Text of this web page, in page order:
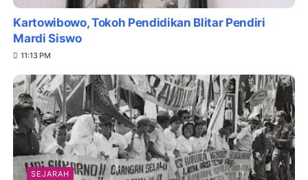
Kartowibowo, Tokoh Pendidikan Blitar Pendiri
Mardi Siswo
11:13 PM
SEJARAH